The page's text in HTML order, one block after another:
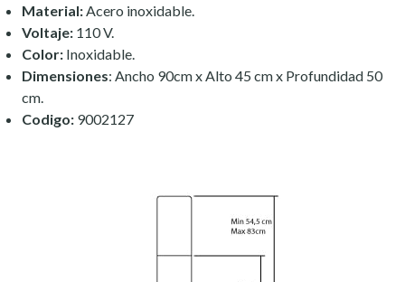
Material:Acero inoxidable.
Voltaje: 110 V.
Color: Inoxidable.
Dimensiones: Ancho 90cm x Alto 45 cm x Profundidad 50
cm.
Codigo: 9002127